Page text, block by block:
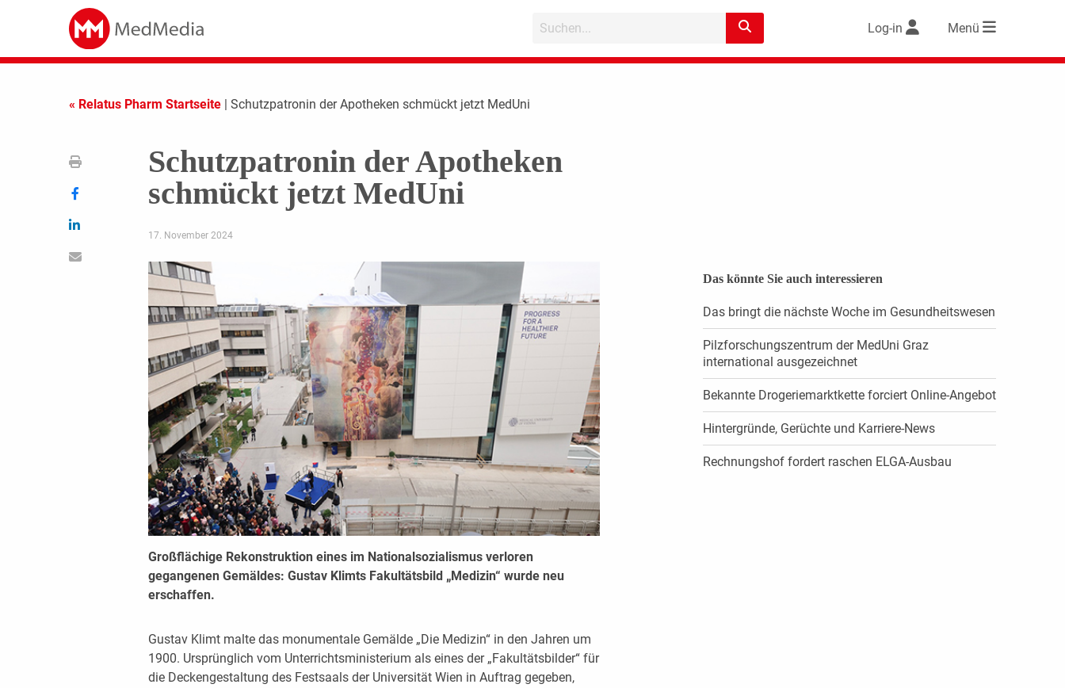
Log-in Menü
« Relatus Pharm Startseite | Schutzpatronin der Apotheken schmückt jetzt MedUni
Schutzpatronin der Apotheken
schmückt jetzt MedUni
17. November 2024
Großflächige Rekonstruktion eines im Nationalsozialismus verloren
gegangenen Gemäldes: Gustav Klimts Fakultätsbild „Medizin“ wurde neu
erschaffen.
Gustav Klimt malte das monumentale Gemälde „Die Medizin“ in den Jahren um
1900. Ursprünglich vom Unterrichtsministerium als eines der „Fakultätsbilder“ für
die Deckengestaltung des Festsaals der Universität Wien in Auftrag gegeben,
Das könnte Sie auch interessieren
Das bringt die nächste Woche im Gesundheitswesen
Pilzforschungszentrum der MedUni Graz
international ausgezeichnet
Bekannte Drogeriemarktkette forciert Online-Angebot
Hintergründe, Gerüchte und Karriere-News
Rechnungshof fordert raschen ELGA-Ausbau